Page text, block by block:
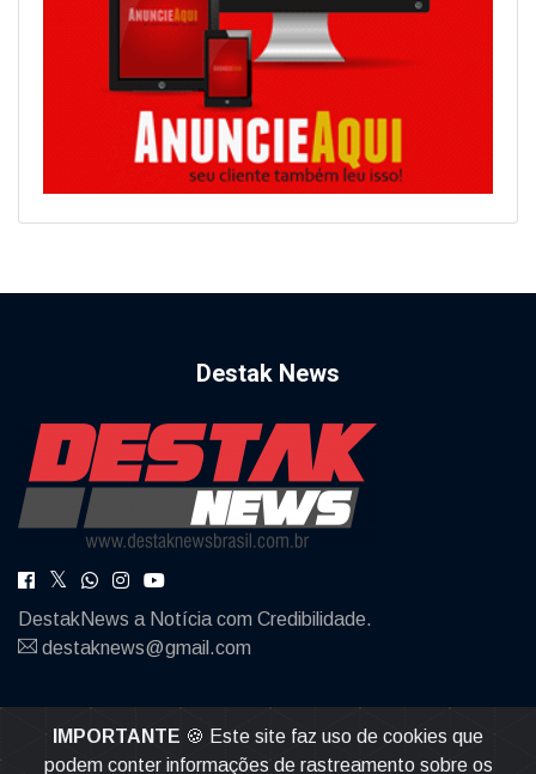
Destak News
DestakNews a Notícia com Credibilidade.
destaknews@gmail.com
IMPORTANTE 🍪 Este site faz uso de cookies que
podem conter informações de rastreamento sobre os